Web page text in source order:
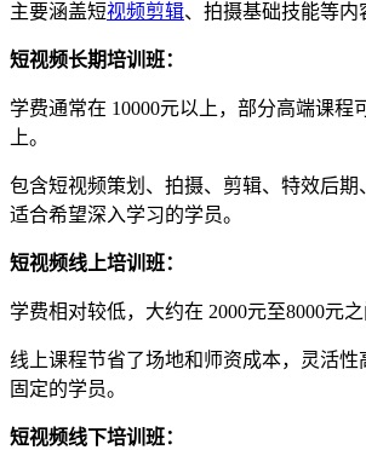
主要涵盖短视频剪辑、拍摄基础技能等内
短视频长期培训班：
学费通常在 10000元以上，部分高端课程
上。
包含短视频策划、拍摄、剪辑、特效后期
适合希望深入学习的学员。
短视频线上培训班：
学费相对较低，大约在 2000元至8000元之
线上课程节省了场地和师资成本，灵活性
固定的学员。
短视频线下培训班：